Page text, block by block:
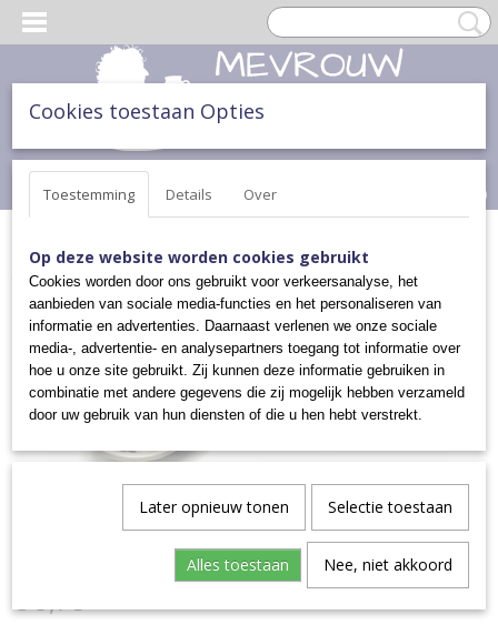
Inloggen Registreren
(0)
Home >THEE & TAART>THEE EN KOFFIE LEPELS
THEELEPEL
€ 8,75
Cookies toestaan Opties
Toestemming Details Over
Op deze website worden cookies gebruikt
Cookies worden door ons gebruikt voor verkeersanalyse, het
aanbieden van sociale media-functies en het personaliseren van
informatie en advertenties. Daarnaast verlenen we onze sociale
media-, advertentie- en analysepartners toegang tot informatie over
hoe u onze site gebruikt. Zij kunnen deze informatie gebruiken in
combinatie met andere gegevens die zij mogelijk hebben verzameld
door uw gebruik van hun diensten of die u hen hebt verstrekt.
Later opnieuw tonen Selectie toestaan
Alles toestaan Nee, niet akkoord